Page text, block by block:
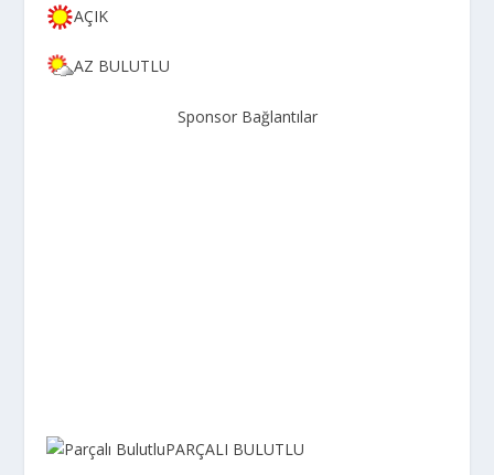
AÇIK
AZ BULUTLU
Sponsor Bağlantılar
PARÇALI BULUTLU